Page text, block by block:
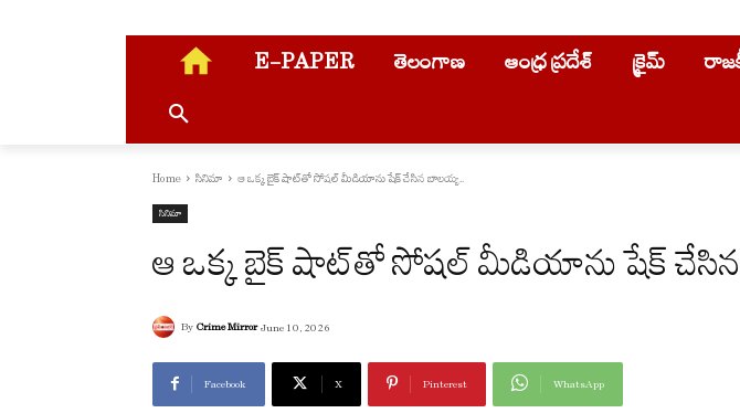
E-PAPER తెలంగాణ ఆంధ్ర ప్రదేశ్ క్రైమ్
Home సినిమా ఆ ఒక్క బైక్ షాట్‌తో సోషల్ మీడియాను షేక్ చేసిన బాలయ్య..
సినిమా
ఆ ఒక్క బైక్ షాట్‌తో సోషల్ మీడియాను షేక్
By Crime Mirror June 10, 2026
Facebook X Pinterest WhatsApp